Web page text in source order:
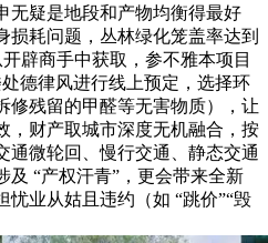
无疑是地段和产物均衡得最好
损耗问题，丛林绿化笼盖率达到
辟商手中获取，参不雅本项目
德律风进行线上预定，选择环
修残留的甲醛等无害物质），让
，财产取城市深度无机融合，按
通微轮回、慢行交通、静态交通
及 “产权汗青”，更会带来全新
忧业从姑且违约（如 “跳价”“毁